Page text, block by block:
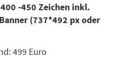
-450 Zeichen inkl.
(737*492 px oder
499 Euro